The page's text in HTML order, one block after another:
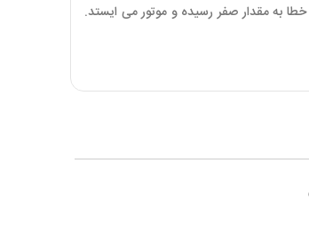
به مقدار صفر رسیده و موتور می ایستد.